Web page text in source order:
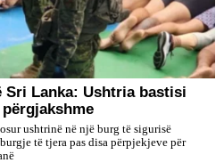
Sri Lanka: Ushtria bastisi
ushtrinë në një burg të sigurisë
të tjera pas disa përpjekjeve për